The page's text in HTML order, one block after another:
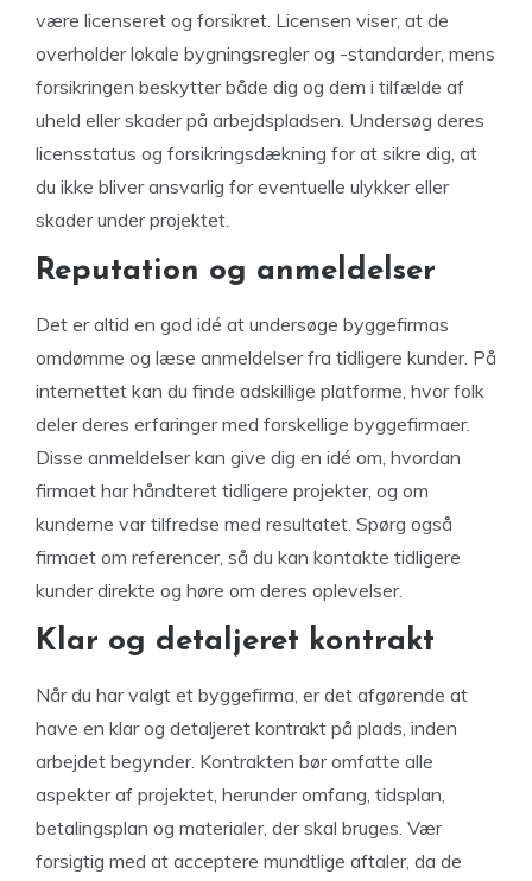
være licenseret og forsikret. Licensen viser, at de
overholder lokale bygningsregler og -standarder, mens
forsikringen beskytter både dig og dem i tilfælde af
uheld eller skader på arbejdspladsen. Undersøg deres
licensstatus og forsikringsdækning for at sikre dig, at
du ikke bliver ansvarlig for eventuelle ulykker eller
skader under projektet.
Reputation og anmeldelser
Det er altid en god idé at undersøge byggefirmas
omdømme og læse anmeldelser fra tidligere kunder. På
internettet kan du finde adskillige platforme, hvor folk
deler deres erfaringer med forskellige byggefirmaer.
Disse anmeldelser kan give dig en idé om, hvordan
firmaet har håndteret tidligere projekter, og om
kunderne var tilfredse med resultatet. Spørg også
firmaet om referencer, så du kan kontakte tidligere
kunder direkte og høre om deres oplevelser.
Klar og detaljeret kontrakt
Når du har valgt et byggefirma, er det afgørende at
have en klar og detaljeret kontrakt på plads, inden
arbejdet begynder. Kontrakten bør omfatte alle
aspekter af projektet, herunder omfang, tidsplan,
betalingsplan og materialer, der skal bruges. Vær
forsigtig med at acceptere mundtlige aftaler, da de